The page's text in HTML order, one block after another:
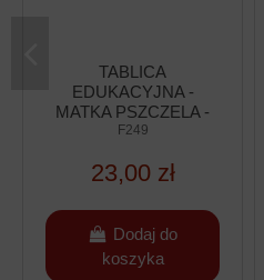
TABLICA
EDUKACYJNA -
MATKA PSZCZELA -
ŚREDNIA
F249
23,00 zł
Dodaj do
koszyka